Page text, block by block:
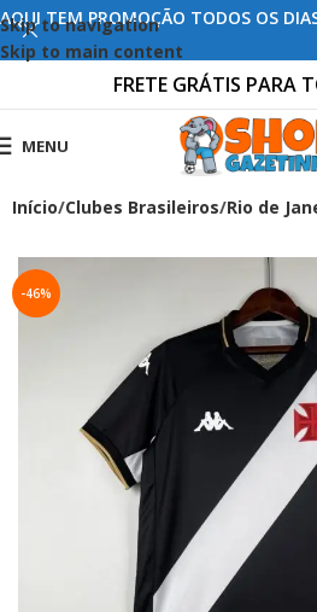
Skip to navigation
Skip to main content
FRETE GRÁTIS PARA
MENU
Início Clubes Brasileiros Rio de
-46%
AQUI TEM PROMOÇÃO TODOS OS